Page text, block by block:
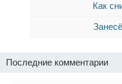
Как
Последние комментарии